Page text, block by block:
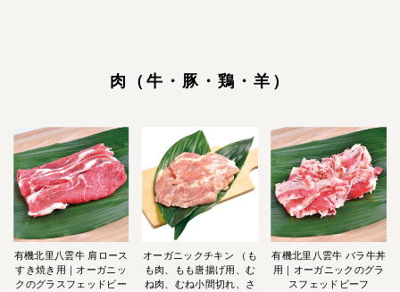
肉（牛・豚・鶏・羊）
有機北里八雲牛 肩ロース
すき焼き用｜オーガニッ
クのグラスフェッドビー
オーガニックチキン （も
も肉、もも唐揚げ用、む
ね肉、むね小間切れ、さ
有機北里八雲牛 バラ牛丼
用｜オーガニックのグラ
スフェッドビーフ